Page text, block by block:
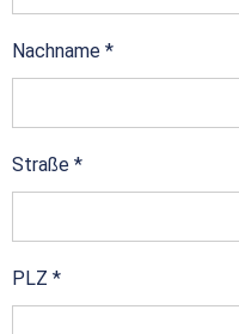
Nachname *
Straße *
PLZ *